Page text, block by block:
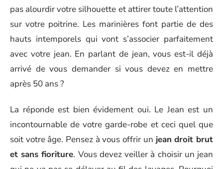
pas alourdir votre silhouette et attirer toute l’attention
sur votre poitrine. Les marinières font partie de des
hauts intemporels qui vont s’associer parfaitement
avec votre jean. En parlant de jean, vous est-il déjà
arrivé de vous demander si vous devez en mettre
après 50 ans ?
La réponde est bien évidement oui. Le Jean est un
incontournable de votre garde-robe et ceci quel que
soit votre âge. Pensez à vous offrir un jean droit brut
et sans fioriture. Vous devez veiller à choisir un jean